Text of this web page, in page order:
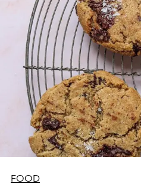
FOOD